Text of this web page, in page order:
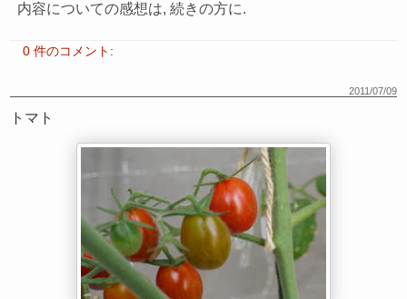
内容についての感想は, 続きの方に.
0 件のコメント:
2011/07/09
トマト